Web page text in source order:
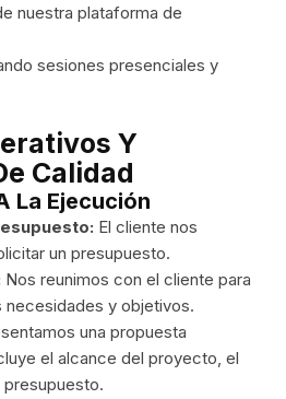
nuestra plataforma de
sesiones presenciales y
Y
Calidad
La Ejecución
El cliente nos
un presupuesto.
Nos reunimos con el cliente para
necesidades y objetivos.
una propuesta
el alcance del proyecto, el